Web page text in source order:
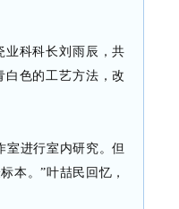
业科科长刘雨辰，共
白色的工艺方法，改
室进行室内研究。但
本。”叶喆民回忆，